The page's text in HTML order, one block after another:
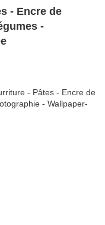
- Encre de
-